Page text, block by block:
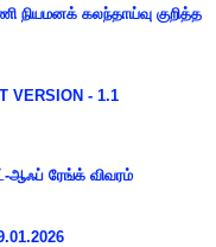
நியமனக் கலந்தாய்வு குறித்த
VERSION - 1.1
ஆஃப் ரேங்க் விவரம்